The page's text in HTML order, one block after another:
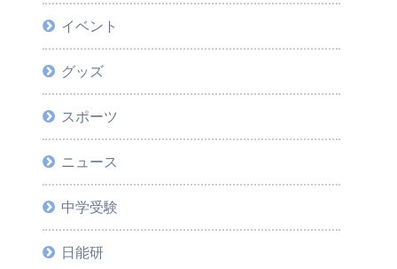
イベント
グッズ
スポーツ
ニュース
中学受験
日能研